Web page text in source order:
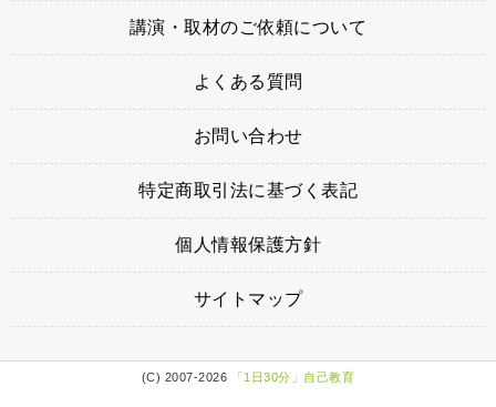
講演・取材のご依頼について
よくある質問
お問い合わせ
特定商取引法に基づく表記
個人情報保護方針
サイトマップ
(C) 2007-2026 「1日30分」自己教育